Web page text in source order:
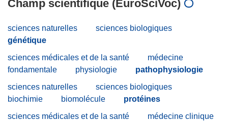
Champ scientifique (EuroSciVoc)
sciences naturelles
sciences biologiques
génétique
sciences médicales et de la santé
médecine
fondamentale
physiologie
pathophysiologie
sciences naturelles
sciences biologiques
biochimie
biomolécule
protéines
sciences médicales et de la santé
médecine clinique